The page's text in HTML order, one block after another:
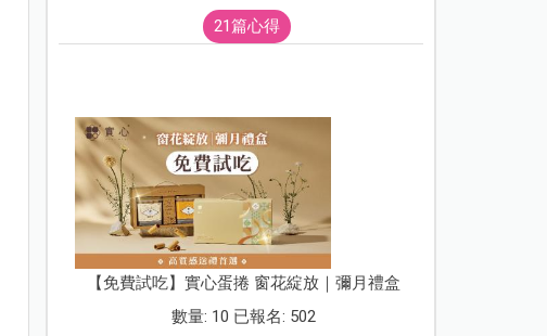
21篇心得
【免費試吃】實心蛋捲 窗花綻放｜彌月禮盒
數量: 10 已報名: 502